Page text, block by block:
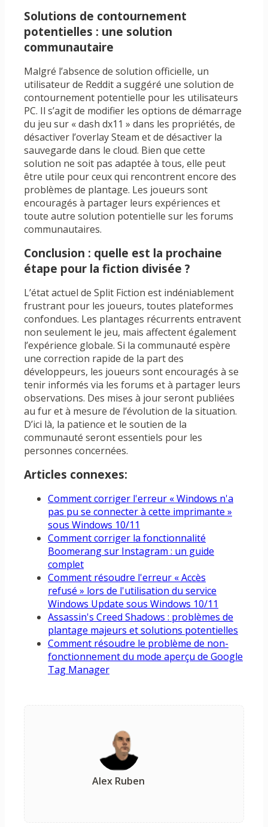
Solutions de contournement
potentielles : une solution
communautaire
Malgré l’absence de solution officielle, un
utilisateur de Reddit a suggéré une solution de
contournement potentielle pour les utilisateurs
PC. Il s’agit de modifier les options de démarrage
du jeu sur « dash dx11 » dans les propriétés, de
désactiver l’overlay Steam et de désactiver la
sauvegarde dans le cloud. Bien que cette
solution ne soit pas adaptée à tous, elle peut
être utile pour ceux qui rencontrent encore des
problèmes de plantage. Les joueurs sont
encouragés à partager leurs expériences et
toute autre solution potentielle sur les forums
communautaires.
Conclusion : quelle est la prochaine
étape pour la fiction divisée ?
L’état actuel de Split Fiction est indéniablement
frustrant pour les joueurs, toutes plateformes
confondues. Les plantages récurrents entravent
non seulement le jeu, mais affectent également
l’expérience globale. Si la communauté espère
une correction rapide de la part des
développeurs, les joueurs sont encouragés à se
tenir informés via les forums et à partager leurs
observations. Des mises à jour seront publiées
au fur et à mesure de l’évolution de la situation.
D’ici là, la patience et le soutien de la
communauté seront essentiels pour les
personnes concernées.
Articles connexes:
Comment corriger l'erreur « Windows n'a
pas pu se connecter à cette imprimante »
sous Windows 10/11
Comment corriger la fonctionnalité
Boomerang sur Instagram : un guide
complet
Comment résoudre l'erreur « Accès
refusé » lors de l'utilisation du service
Windows Update sous Windows 10/11
Assassin's Creed Shadows : problèmes de
plantage majeurs et solutions potentielles
Comment résoudre le problème de non-
fonctionnement du mode aperçu de Google
Tag Manager
Alex Ruben